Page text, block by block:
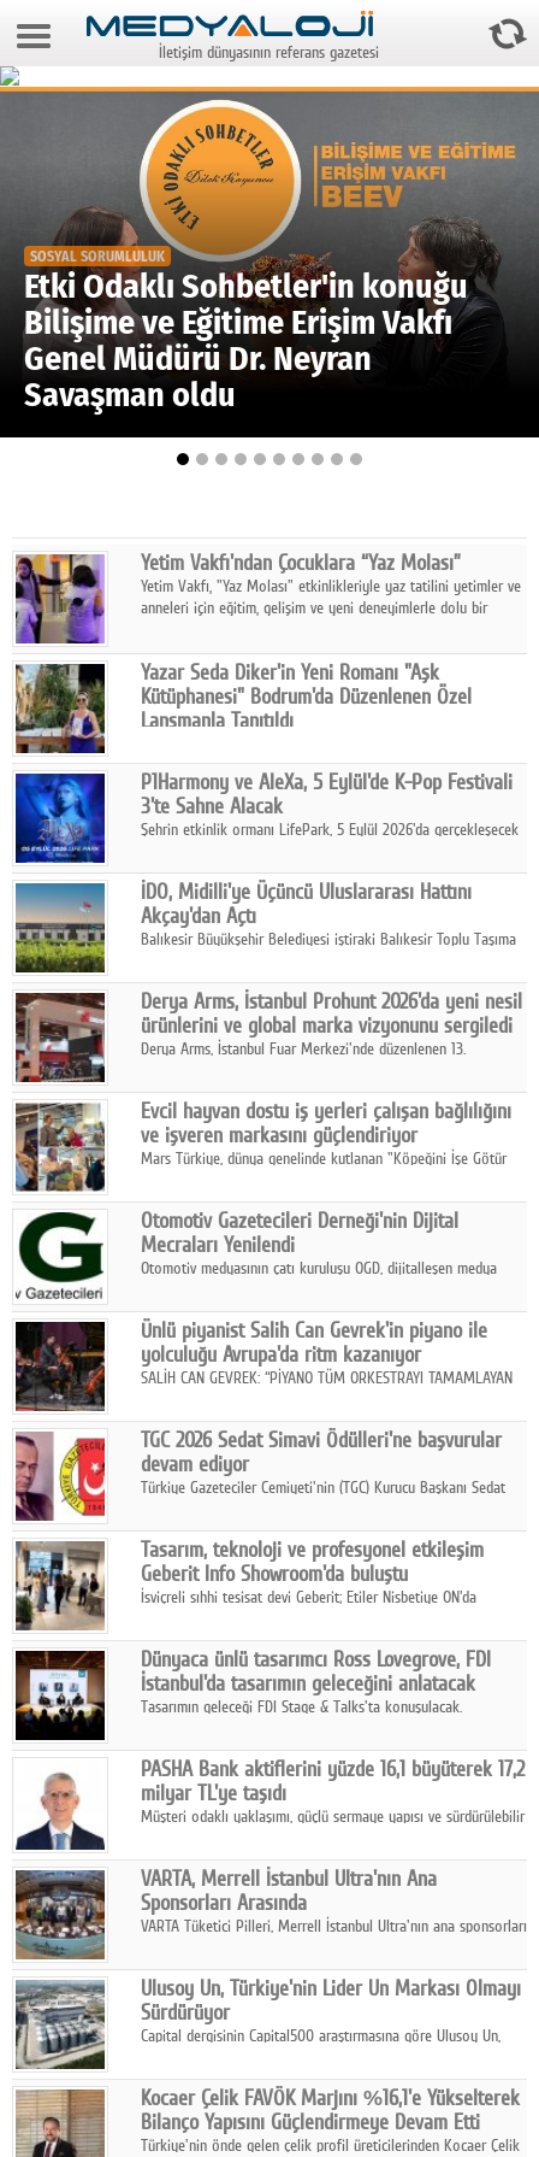
8 Ağustos 2026 18:31:13
Video Galeri
Gazeteler
Medya
Reyting-tiraj
Teknoloji
Televizyon
Facebook
Diziler
Karikatür
Youtube
Polemik
Reklam
Yazarlar
Künye
SOSYAL MEDYA
Facebook
Twitter
Google Plus
© 2026 TÜM HAKLARI SAKLIDIR
İletişim dünyasının referans gazetesi
SOSYAL SORUMLULUK
Etki Odaklı Sohbetler'in konuğu
Bilişime ve Eğitime Erişim Vakfı
Genel Müdürü Dr. Neyran
Savaşman oldu
Yetim Vakfı'ndan Çocuklara “Yaz Molası”
Yetim Vakfı, "Yaz Molası" etkinlikleriyle yaz tatilini yetimler ve
anneleri için eğitim, gelişim ve yeni deneyimlerle dolu bir
Yazar Seda Diker'in Yeni Romanı "Aşk
Kütüphanesi" Bodrum'da Düzenlenen Özel
Lansmanla Tanıtıldı
Diker'in 13. kitabı “Aşk Kütüphanesi” 6 Ağustos'ta Casa dell'Arte
Bodrum'da düzenlenen özel lansmanla okurlarıyla buluştu.
P1Harmony ve AleXa, 5 Eylül'de K-Pop Festivali
3'te Sahne Alacak
Şehrin etkinlik ormanı LifePark, 5 Eylül 2026'da gerçekleşecek
haritasında önemli bir destinasyon haline getirmeye
hazırlanıyor.
İDO, Midilli'ye Üçüncü Uluslararası Hattını
Akçay'dan Açtı
Balıkesir Büyükşehir Belediyesi iştiraki Balıkesir Toplu Taşıma
Midilli hattının resmi açılışı gerçekleştirildi.
Derya Arms, İstanbul Prohunt 2026'da yeni nesil
ürünlerini ve global marka vizyonunu sergiledi
Derya Arms, İstanbul Fuar Merkezi'nde düzenlenen 13.
Fuarı'nda sektör profesyonelleri, iş ortakları, bayiler ve son
kullanıcılarla bir araya geldi.
Evcil hayvan dostu iş yerleri çalışan bağlılığını
ve işveren markasını güçlendiriyor
Mars Türkiye, dünya genelinde kutlanan "Köpeğini İşe Götür
çalışan bağlılığı, iyi olma hali ve işveren markası üzerindeki
etkisine dikkat çekti.
Otomotiv Gazetecileri Derneği'nin Dijital
Mecraları Yenilendi
Otomotiv medyasının çatı kuruluşu OGD, dijitalleşen medya
hedefiyle internet sitesini ve sosyal medya kanallarını yeniledi.
Ünlü piyanist Salih Can Gevrek'in piyano ile
yolculuğu Avrupa'da ritm kazanıyor
SALİH CAN GEVREK: “PİYANO TÜM ORKESTRAYI TAMAMLAYAN
ETKİ YARATIYOR"
TGC 2026 Sedat Simavi Ödülleri'ne başvurular
devam ediyor
Türkiye Gazeteciler Cemiyeti'nin (TGC) Kurucu Başkanı Sedat
Tasarım, teknoloji ve profesyonel etkileşim
Geberit Info Showroom'da buluştu
İsviçreli sıhhi tesisat devi Geberit; Etiler Nisbetiye ON'da
ortaklığıyla özel bir davete ev sahipliği yaptı.
Dünyaca ünlü tasarımcı Ross Lovegrove, FDI
İstanbul'da tasarımın geleceğini anlatacak
Tasarımın geleceği FDI Stage & Talks'ta konuşulacak.
PASHA Bank aktiflerini yüzde 16,1 büyüterek 17,2
milyar TL'ye taşıdı
Müşteri odaklı yaklaşımı, güçlü sermaye yapısı ve sürdürülebilir
yılının ilk yarısında güçlü finansal performansını korudu.
VARTA, Merrell İstanbul Ultra'nın Ana
Sponsorları Arasında
VARTA Tüketici Pilleri, Merrell İstanbul Ultra'nın ana sponsorları
enerjisine güç katıyor.
Ulusoy Un, Türkiye'nin Lider Un Markası Olmayı
Sürdürüyor
Capital dergisinin Capital500 araştırmasına göre Ulusoy Un,
hasılatıyla Türkiye'nin en büyük 83. firması oldu.
Kocaer Çelik FAVÖK Marjını %16,1'e Yükselterek
Bilanço Yapısını Güçlendirmeye Devam Etti
Türkiye'nin önde gelen çelik profil üreticilerinden Kocaer Çelik